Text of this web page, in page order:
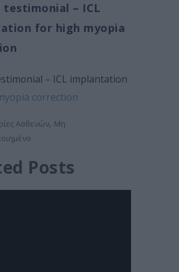
– ICL
for high myopia
– ICL implantation
correction
Ασθενών, Μη
Posts